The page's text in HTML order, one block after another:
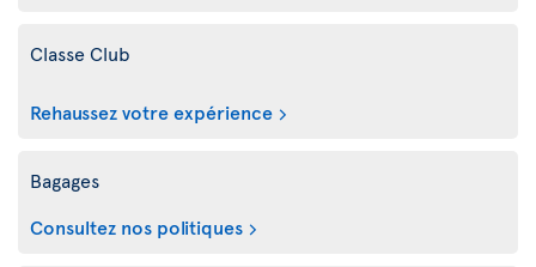
Classe Club
Rehaussez votre expérience
Bagages
Consultez nos politiques